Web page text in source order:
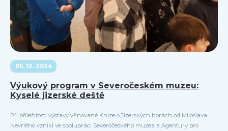
05. 12. 2024
Výukový program v Severočeském muzeu:
Kyselé jizerské deště
Při příležitosti výstavy věnované Knize o Jizerských horách od Miloslava
Nevrlého vznikl ve spolupráci Severočeského muzea a Agentury pro